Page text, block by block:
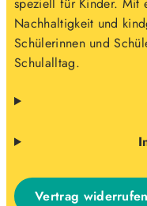
Nachhaltigkeit und
Schülerinnen und
Schulalltag.
Vertrag widerrufen